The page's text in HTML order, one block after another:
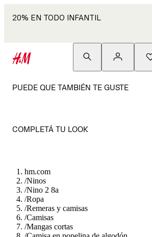
20% EN TODO INFANTIL
PUEDE QUE TAMBIÉN TE GUSTE
COMPLETÁ TU LOOK
hm.com
/Ninos
/Nino 2 8a
/Ropa
/Remeras y camisas
/Camisas
/Mangas cortas